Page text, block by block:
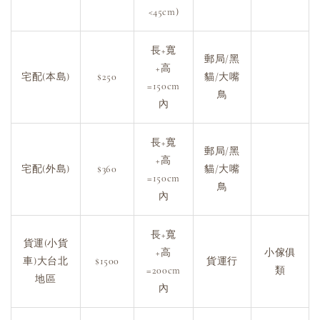
<45cm)
宅配(本島) $250
長+寬
+高
=150cm
內
郵局/黑
貓/大嘴
鳥
宅配(外島) $360
長+寬
+高
=150cm
內
郵局/黑
貓/大嘴
鳥
貨運(小貨
車)大台北
地區
$1500
長+寬
+高
=200cm
內
貨運行
小傢俱
類